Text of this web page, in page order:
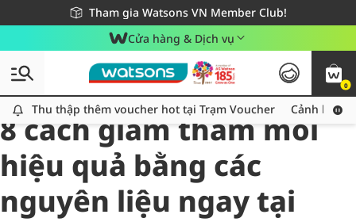
Tham gia Watsons VN Member Club!
Miễn phí giao hàng cho đơn hàng từ 249,000Đ
Giao hàng nhanh 24h - Áp dụng khu vực TP. Hồ Chí Minh
Cửa hàng & Dịch vụ
0
Thu thập thêm voucher hot tại Trạm Voucher
Thu thập thêm voucher hot tại Trạm Voucher Cảnh báo
All
Chăm Sóc Cá Nhân
8 cách giảm thâm môi
hiệu quả bằng các
nguyên liệu ngay tại